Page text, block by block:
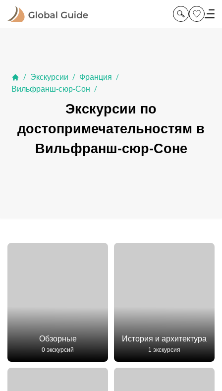
/ Экскурсии / Франция /
Вильфранш-сюр-Сон /
Экскурсии по
достопримечательностям в
Вильфранш-сюр-Соне
Обзорные
0 экскурсий
История и архитектура
1 экскурсия